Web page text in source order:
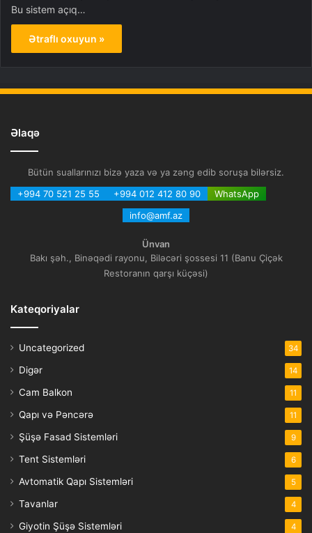
Bu sistem açıq…
Ətraflı oxuyun »
Əlaqə
Bütün suallarınızı bizə yaza və ya zəng edib soruşa bilərsiz.
+994 70 521 25 55
+994 012 412 80 90
WhatsApp
info@amf.az
Ünvan
Bakı şəh., Binəqədi rayonu, Biləcəri şossesi 11 (Banu Çiçək
Restoranın qarşı küçəsi)
Kateqoriyalar
Uncategorized 34
Digər 14
Cam Balkon 11
Qapı və Pəncərə 11
Şüşə Fasad Sistemləri 9
Tent Sistemləri 6
Avtomatik Qapı Sistemləri 5
Tavanlar 4
Giyotin Şüşə Sistemləri 4